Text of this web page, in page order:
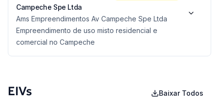
Campeche Spe Ltda
Ams Empreendimentos Av Campeche Spe Ltda
Empreendimento de uso misto residencial e
comercial no Campeche
EIVs Baixar Todos